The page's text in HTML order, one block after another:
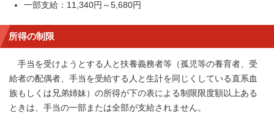
一部支給：11,340円～5,680円
所得の制限
手当を受けようとする人と扶養義務者等（孤児等の養育者、受
給者の配偶者、手当を受給する人と生計を同じくしている直系血
族もしくは兄弟姉妹）の所得が下の表による制限限度額以上ある
ときは、手当の一部または全部が支給されません。